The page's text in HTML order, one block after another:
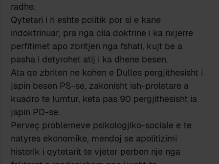
radhe.
Qytetari i ri eshte politik por si e kane
indoktrinuar, pra nga cila doktrine i ka nxjerre
perfitimet apo zbritjen nga fshati, kujt be a
pasha i detyrohet atij i ka dhene besen.
Ata qe zbriten ne kohen e Dulles pergjithesisht i
japin besen PS-se, zakonisht ish-proletare a
kuadro te lumtur, keta pas 90 pergjithesisht ia
japin PD-se.
Perveç problemeve psikologjiko-sociale e te
natyres ekonomike, mendoj se apolitizimi
historik i qytetarit te vjeter perben nje nga